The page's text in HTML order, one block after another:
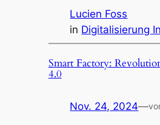
Lucien Foss
in Digitalisierung
Smart Factory:
4.0
Nov. 24, 2024—